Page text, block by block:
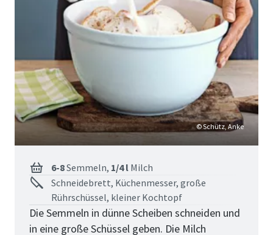
© Schütz, Anke
6-8Semmeln, 1/4 l Milch
Schneidebrett, Küchenmesser, große
Rührschüssel, kleiner Kochtopf
Die Semmeln in dünne Scheiben schneiden und
in eine große Schüssel geben. Die Milch